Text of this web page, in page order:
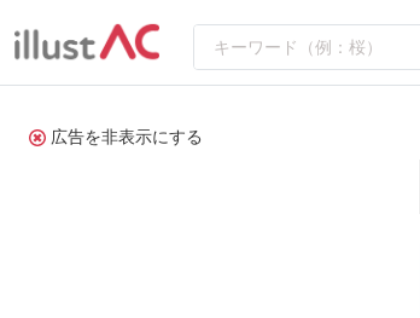
広告を非表示にする